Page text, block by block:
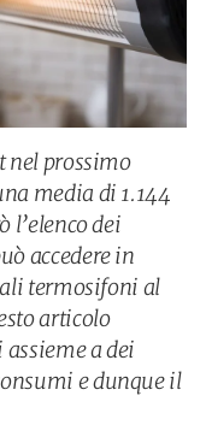
nel prossimo
media di 1.144
l’elenco dei
accedere in
termosifoni al
articolo
a dei
e dunque il